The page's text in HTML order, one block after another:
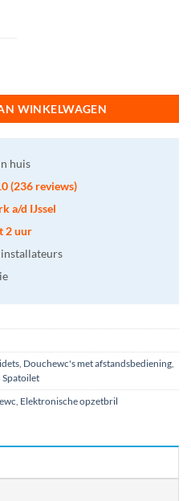
WINKELWAGEN
huis
(236 reviews)
a/d IJssel
2 uur
Douchewc's met afstandsbediening
Spatoilet
Elektronische opzetbril